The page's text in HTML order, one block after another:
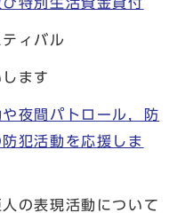
ィバル
ます
夜間パトロール，防
犯活動を応援しま
の表現活動について